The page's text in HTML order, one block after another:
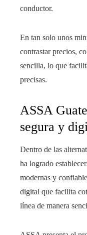
conductor.
En tan solo unos
contrastar precios,
sencilla, lo que
precisas.
ASSA
segura y
Dentro de las
ha logrado
modernas y
digital que facilita
línea de manera